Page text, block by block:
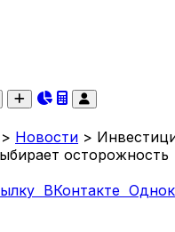
> Новости >
осторожность
ВКонтакте